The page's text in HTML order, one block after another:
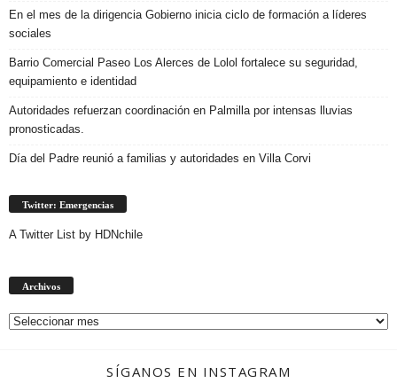
En el mes de la dirigencia Gobierno inicia ciclo de formación a líderes
sociales
Barrio Comercial Paseo Los Alerces de Lolol fortalece su seguridad,
equipamiento e identidad
Autoridades refuerzan coordinación en Palmilla por intensas lluvias
pronosticadas.
Día del Padre reunió a familias y autoridades en Villa Corvi
Twitter: Emergencias
A Twitter List by HDNchile
Archivos
SÍGANOS EN INSTAGRAM